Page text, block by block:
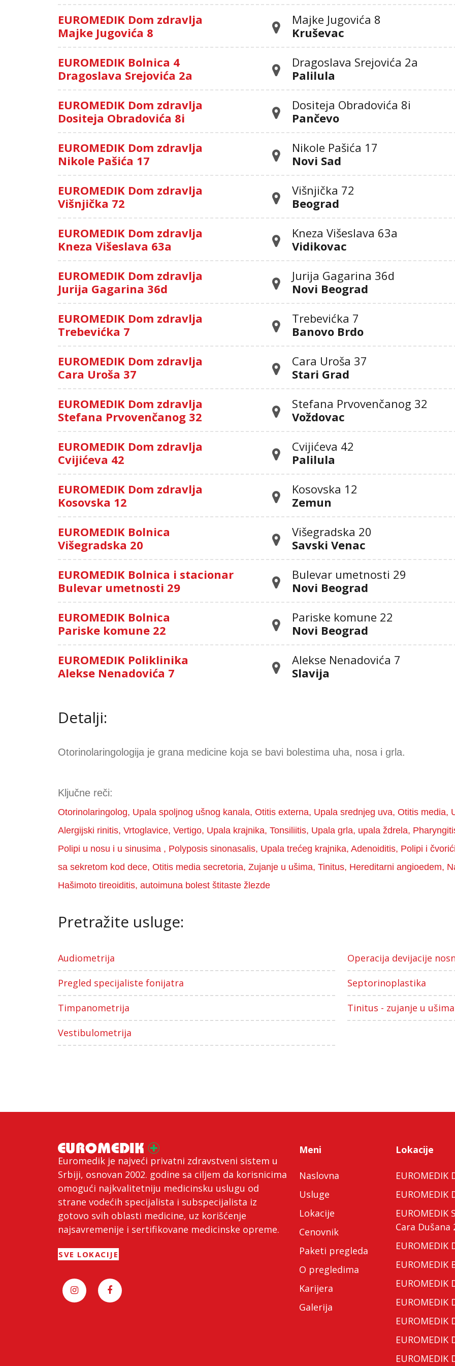
EUROMEDIK Dom zdravlja
Majke Jugovića 8
Majke Jugovića 8
Kruševac
EUROMEDIK Bolnica 4
Dragoslava Srejovića 2a
Dragoslava Srejovića 2а
Palilula
EUROMEDIK Dom zdravlja
Dositeja Obradovića 8i
Dositeja Obradovića 8i
Pančevo
EUROMEDIK Dom zdravlja
Nikole Pašića 17
Nikole Pašića 17
Novi Sad
EUROMEDIK Dom zdravlja
Višnjička 72
Višnjička 72
Beograd
EUROMEDIK Dom zdravlja
Kneza Višeslava 63a
Kneza Višeslava 63a
Vidikovac
EUROMEDIK Dom zdravlja
Jurija Gagarina 36d
Jurija Gagarina 36d
Novi Beograd
EUROMEDIK Dom zdravlja
Trebevićka 7
Trebevićka 7
Banovo Brdo
EUROMEDIK Dom zdravlja
Cara Uroša 37
Cara Uroša 37
Stari Grad
EUROMEDIK Dom zdravlja
Stefana Prvovenčanog 32
Stefana Prvovenčanog 32
Voždovac
EUROMEDIK Dom zdravlja
Cvijićeva 42
Cvijićeva 42
Palilula
EUROMEDIK Dom zdravlja
Kosovska 12
Kosovska 12
Zemun
EUROMEDIK Bolnica
Višegradska 20
Višegradska 20
Savski Venac
EUROMEDIK Bolnica i stacionar
Bulevar umetnosti 29
Bulevar umetnosti 29
Novi Beograd
EUROMEDIK Bolnica
Pariske komune 22
Pariske komune 22
Novi Beograd
EUROMEDIK Poliklinika
Alekse Nenadovića 7
Alekse Nenadovića 7
Slavija
Detalji:
Otorinolaringologija je grana medicine koja se bavi bolestima uha, nosa i grla.
Ključne reči:
Otorinolaringolog, Upala spoljnog ušnog kanala, Otitis externa, Upala srednjeg uva, Otitis media,
Alergijski rinitis, Vrtoglavice, Vertigo, Upala krajnika, Tonsiliitis, Upala grla, upala ždrela,
Polipi u nosu i u sinusima , Polyposis sinonasalis, Upala trećeg krajnika, Adenoiditis, Polipi i
sa sekretom kod dece, Otitis media secretoria, Zujanje u ušima, Tinitus, Hereditarni angioedem,
Hašimoto tireoiditis, autoimuna bolest štitaste žlezde
Pretražite usluge:
Audiometrija Operacija devijacije
Pregled specijaliste fonijatra Septorinoplastika
Timpanometrija Tinitus - zujanje u ušima
Vestibulometrija
Euromedik je najveći privatni zdravstveni sistem u
Srbiji, osnovan 2002. godine sa ciljem da korisnicima
omogući najkvalitetniju medicinsku uslugu od
strane vodećih specijalista i subspecijalista iz
gotovo svih oblasti medicine, uz korišćenje
najsavremenije i sertifikovane medicinske opreme.
SVE LOKACIJE
Meni
Naslovna
Usluge
Lokacije
Cenovnik
Paketi pregleda
O pregledima
Karijera
Galerija
Lokacije
Cara Dušana